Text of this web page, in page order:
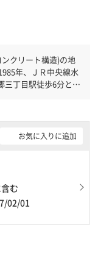
クリート構造)の地
三丁目駅徒歩6分と複
・祝日も利用可能に
完備なので、車の必
お気に入りに追加
む
02/01